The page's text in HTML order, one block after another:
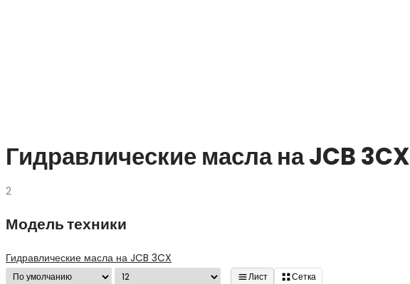
Гидравлические масла на JCB 3CX
2
Модель техники
Гидравлические масла на JCB 3CX
Лист Сетка